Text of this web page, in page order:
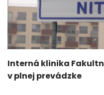
Interná klinika
v plnej prevádzke